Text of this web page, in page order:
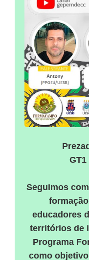
GT1
Seguimos
educadores
territórios de
Programa
como